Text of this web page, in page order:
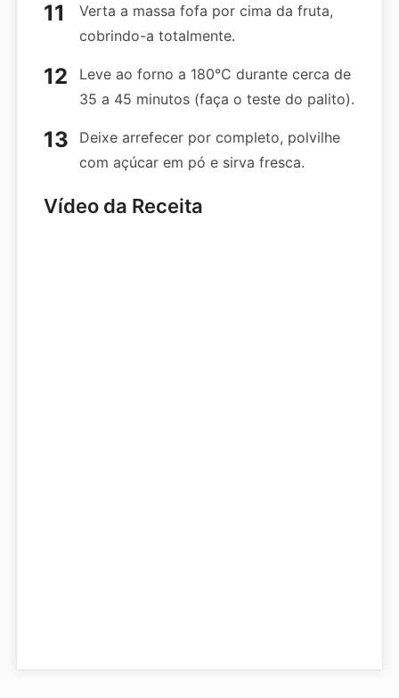
Verta a massa fofa por cima da fruta,
cobrindo-a totalmente.
Leve ao forno a 180°C durante cerca de
35 a 45 minutos (faça o teste do palito).
Deixe arrefecer por completo, polvilhe
com açúcar em pó e sirva fresca.
Vídeo da Receita